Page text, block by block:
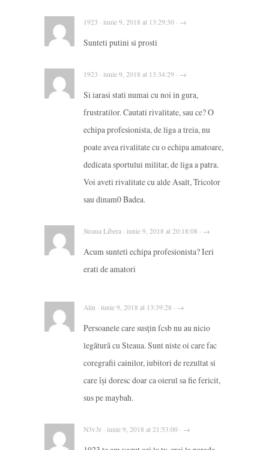
1923 · iunie 9, 2018 at 13:29:30 · →
Sunteti putini si prosti
1923 · iunie 9, 2018 at 13:34:29 · →
Si iarasi stati numai cu noi in gura,
frustratilor. Cautati rivalitate, sau ce? O
echipa profesionista, de liga a treia, nu
poate avea rivalitate cu o echipa amatoare,
dedicata sportului militar, de liga a patra.
Voi aveti rivalitate cu alde Asalt, Tricolor
sau dinam0 Badea.
Steaua Libera · iunie 9, 2018 at 20:18:08 · →
Acum sunteti echipa profesionista? Ieri
erati de amatori
Alin · iunie 9, 2018 at 13:39:28 · →
Persoanele care susțin fcsb nu au nicio
legătură cu Steaua. Sunt niste oi care fac
coregrafii cainilor, iubitori de rezultat si
care își doresc doar ca oierul sa fie fericit,
sus pe maybah.
N3v3r · iunie 9, 2018 at 21:53:00 · →